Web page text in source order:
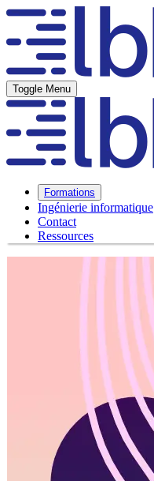
Toggle Menu
Formations
Ingénierie informatique
Contact
Ressources